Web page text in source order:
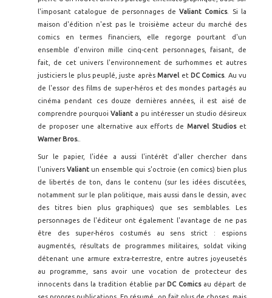
l'imposant catalogue de personnages de Valiant Comics. Si la
maison d'édition n'est pas le troisième acteur du marché des
comics en termes financiers, elle regorge pourtant d'un
ensemble d'environ mille cinq-cent personnages, faisant, de
fait, de cet univers l'environnement de surhommes et autres
justiciers le plus peuplé, juste aprèsMarvel et DC Comics. Au vu
de l'essor des films de super-héros et des mondes partagés au
cinéma pendant ces douze dernières années, il est aisé de
comprendre pourquoiValiant a pu intéresser un studio désireux
de proposer une alternative aux efforts deMarvel Studios et
Warner Bros.
Sur le papier, l'idée a aussi l'intérêt d'aller chercher dans
l'universValiant un ensemble qui s'octroie (en comics) bien plus
de libertés de ton, dans le contenu (sur les idées discutées,
notamment sur le plan politique, mais aussi dans le dessin, avec
des titres bien plus graphiques) que ses semblables. Les
personnages de l'éditeur ont également l'avantage de ne pas
être des super-héros costumés au sens strict : espions
augmentés, résultats de programmes militaires, soldat viking
détenant une armure extra-terrestre, entre autres joyeusetés
au programme, sans avoir une vocation de protecteur des
innocents dans la tradition établie par DC Comicsau départ de